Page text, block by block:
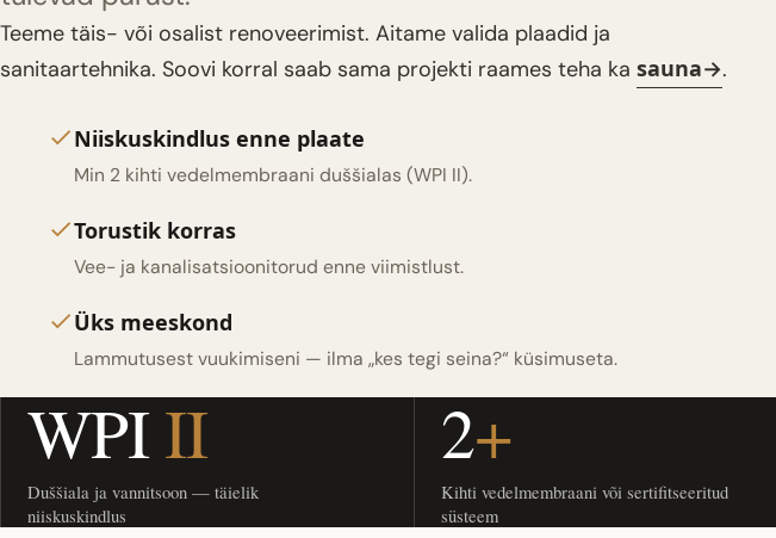
Teeme täis- või osalist renoveerimist. Aitame valida plaadid ja
sanitaartehnika. Soovi korral saab sama projekti raames teha ka sauna .
Niiskuskindlus enne plaate
Min 2 kihti vedelmembraani duššialas (WPI II).
Torustik korras
Vee- ja kanalisatsioonitorud enne viimistlust.
Üks meeskond
Lammutusest vuukimiseni — ilma „kes tegi seina?“ küsimuseta.
WPIII
Duššiala ja vannitsoon — täielik
niiskuskindlus
2+
Kihti vedelmembraani või sertifitseeritud
süsteem